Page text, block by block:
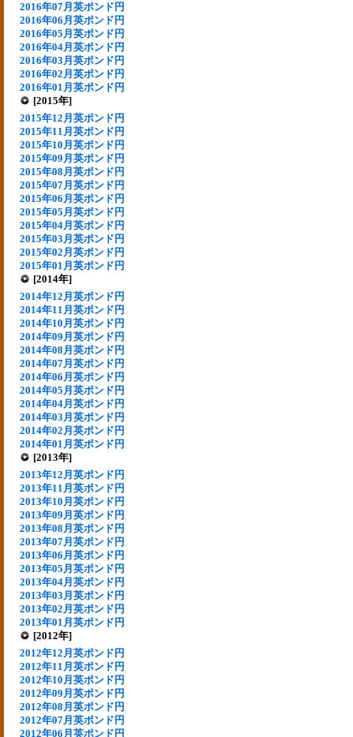
2016年07月英ポンド円
2016年06月英ポンド円
2016年05月英ポンド円
2016年04月英ポンド円
2016年03月英ポンド円
2016年02月英ポンド円
2016年01月英ポンド円
[2015年]
2015年12月英ポンド円
2015年11月英ポンド円
2015年10月英ポンド円
2015年09月英ポンド円
2015年08月英ポンド円
2015年07月英ポンド円
2015年06月英ポンド円
2015年05月英ポンド円
2015年04月英ポンド円
2015年03月英ポンド円
2015年02月英ポンド円
2015年01月英ポンド円
[2014年]
2014年12月英ポンド円
2014年11月英ポンド円
2014年10月英ポンド円
2014年09月英ポンド円
2014年08月英ポンド円
2014年07月英ポンド円
2014年06月英ポンド円
2014年05月英ポンド円
2014年04月英ポンド円
2014年03月英ポンド円
2014年02月英ポンド円
2014年01月英ポンド円
[2013年]
2013年12月英ポンド円
2013年11月英ポンド円
2013年10月英ポンド円
2013年09月英ポンド円
2013年08月英ポンド円
2013年07月英ポンド円
2013年06月英ポンド円
2013年05月英ポンド円
2013年04月英ポンド円
2013年03月英ポンド円
2013年02月英ポンド円
2013年01月英ポンド円
[2012年]
2012年12月英ポンド円
2012年11月英ポンド円
2012年10月英ポンド円
2012年09月英ポンド円
2012年08月英ポンド円
2012年07月英ポンド円
2012年06月英ポンド円